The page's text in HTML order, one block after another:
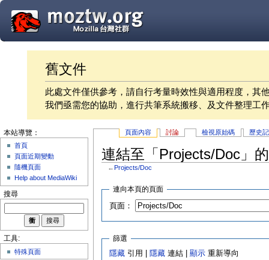
舊文件
此處文件僅供參考，請自行考量時效性與適用程度，其
我們亟需您的協助，進行共筆系統搬移、及文件整理工
頁面內容 討論 檢視原始碼 歷史
連結至「Projects/Doc」
← Projects/Doc
連向本頁的頁面
頁面：
篩選
隱藏 引用 | 隱藏 連結 |顯示 重新導向
本站導覽：
首頁
頁面近期變動
隨機頁面
Help about MediaWiki
搜尋
工具:
特殊頁面